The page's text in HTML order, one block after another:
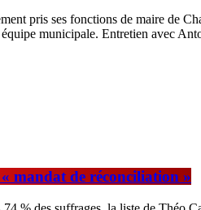
pris ses fonctions de maire de
municipale. Entretien avec
mandat de réconciliation »